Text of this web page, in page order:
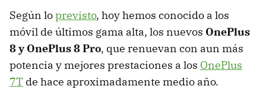
Según loprevisto, hoy hemos conocido a los
móvil de últimos gama alta, los nuevos OnePlus
8 y OnePlus 8 Pro, que renuevan con aun más
potencia y mejores prestaciones a los OnePlus
7T de hace aproximadamente medio año.